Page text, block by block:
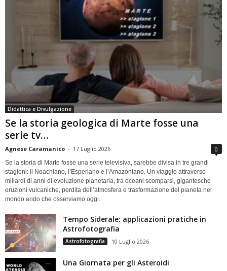
Didattica e Divulgazione
Se la storia geologica di Marte fosse una
serie tv…
Agnese Caramanico - 17 Luglio 2026 0
Se la storia di Marte fosse una serie televisiva, sarebbe divisa in tre grandi
stagioni: il Noachiano, l’Esperiano e l’Amazoniano. Un viaggio attraverso
miliardi di anni di evoluzione planetaria, tra oceani scomparsi, gigantesche
eruzioni vulcaniche, perdita dell’atmosfera e trasformazione del pianeta nel
mondo arido che osserviamo oggi.
Tempo Siderale: applicazioni pratiche in
Astrofotografia
Astrofotografia 10 Luglio 2026
Una Giornata per gli Asteroidi